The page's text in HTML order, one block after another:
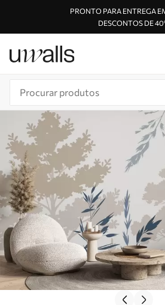
PRONTO PARA ENTREGA
DESCONTOS DE